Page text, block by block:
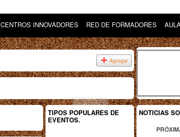
CENTROS INNOVADORES RED DE FORMADORES
Agregar
TIPOS POPULARES DE
EVENTOS.
NOTICIAS